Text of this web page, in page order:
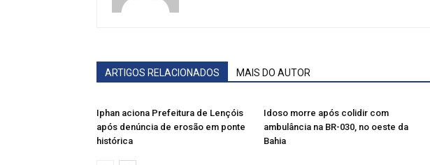
ARTIGOS RELACIONADOS MAIS DO AUTOR
Iphan aciona Prefeitura de Lençóis
após denúncia de erosão em ponte
histórica
Idoso morre após colidir com
ambulância na BR-030, no oeste da
Bahia